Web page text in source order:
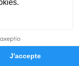
Hommages